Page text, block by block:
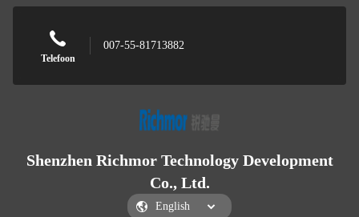
Telefoon
007-55-81713882
Shenzhen Richmor Technology Development
Co., Ltd.